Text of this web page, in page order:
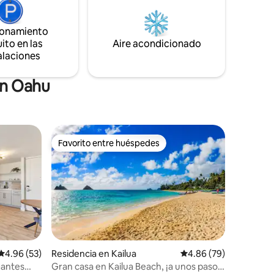
de
de
puede cambiar tu vida para siempre.
en las
Aire acondicionado
Oahu
promedio: 4.96 de 5; 53 evaluaciones
4.96 (53)
Favorito entre huéspedes
Favorito entre huéspedes
Residencia en Kailua Calificación
4.86 (79)
Gran casa en Kailua Beach, ¡a unos pasos